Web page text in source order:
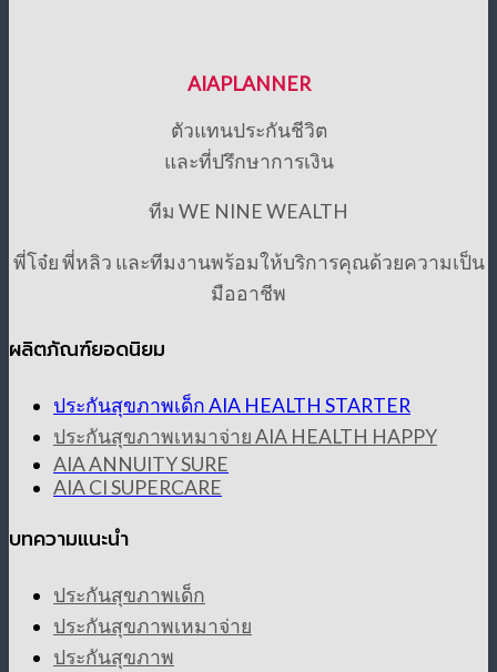
AIAPLANNER
ตัวแทนประกันชีวิต
และที่ปรึกษาการเงิน
ทีม WE NINE WEALTH
พี่โจ๋ย พี่หลิว และทีมงานพร้อมให้บริการคุณด้วยความเป็น
มืออาชีพ
ผลิตภัณฑ์ยอดนิยม
ประกันสุขภาพเด็ก AIA HEALTH STARTER
ประกันสุขภาพเหมาจ่าย AIA HEALTH HAPPY
AIA ANNUITY SURE
AIA CI SUPERCARE
บทความแนะนำ
ประกันสุขภาพเด็ก
ประกันสุขภาพเหมาจ่าย
ประกันสุขภาพ